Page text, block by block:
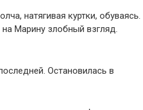
натягивая куртки, обуваясь.
Марину злобный взгляд.
Остановилась в